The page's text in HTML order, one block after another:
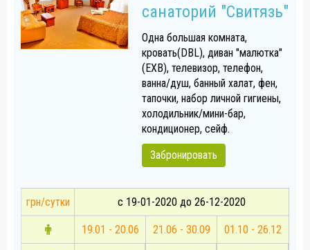
санаторий "Свитязь"
Одна большая комната,
кровать(DBL), диван "малютка"
(EXB), телевизор, телефон,
ванна/душ, банный халат, фен,
тапочки, набор личной гигиены,
холодильник/мини-бар,
кондиционер, сейф.
Забронировать
грн/сутки с 19-01-2020 до 26-12-2020
19.01 - 20.06 21.06 - 30.09 01.10 - 26.12